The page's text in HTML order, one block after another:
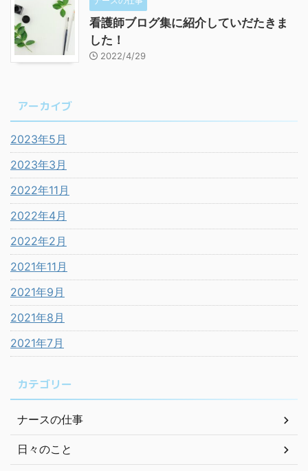
看護師ブログ集に紹介していだたきま
した！
2022/4/29
アーカイブ
2023年5月
2023年3月
2022年11月
2022年4月
2022年2月
2021年11月
2021年9月
2021年8月
2021年7月
カテゴリー
ナースの仕事
日々のこと